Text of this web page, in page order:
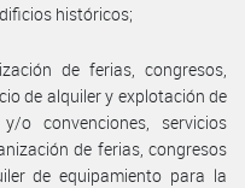
históricos;
de ferias, congresos,
de alquiler y explotación de
o convenciones, servicios
de ferias, congresos
de equipamiento para la